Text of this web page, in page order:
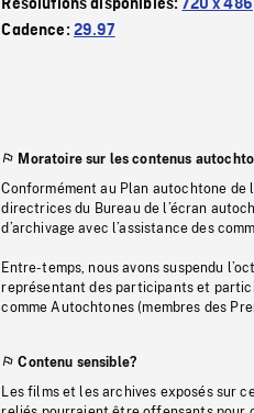
Résolutions disponibles:720 x 486
Cadence: 29.97
Moratoire sur les contenus
Conformément au Plan autochtone de
directrices du Bureau de l’écran
d’archivage avec l’assistance des
Entre-temps, nous avons suspendu
représentant des participants et
comme Autochtones (membres des
Contenu sensible?
Les films et les archives exposés sur